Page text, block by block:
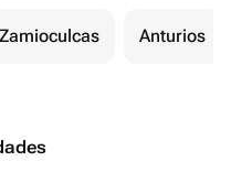
Zamioculcas Anturios